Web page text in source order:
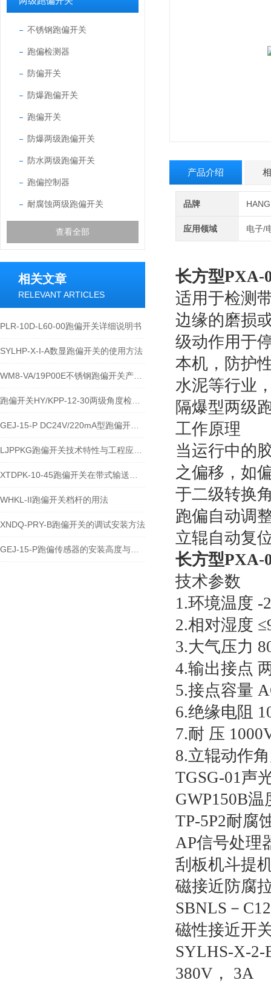
不锈钢跑偏开关
跑偏检测器
防偏开关
防爆跑偏开关
跑偏开关
防爆两级跑偏开关
防水两级跑偏开关
跑偏控制器
耐腐蚀两级跑偏开关
查看全部
相关文章
RELEVANT ARTICLES
PLR-10D-L60-00跑偏开关详细说明书
SYLHP-X-I-A数显跑偏开关的使用方法
WHKL-II跑偏开关档杆的用法
XNDQ-PRY-B跑偏开关的调试安装方法
产品介绍
品牌
应用领域 电子/
长方型PXA-
适用于检测
边缘的磨损
级动作用于
本机，防护
水泥等行业
隔爆型两级
工作原理
当运行中的
之偏移，如
于二级转换
跑偏自动调
立辊自动复
长方型PXA-
技术参数
1.环境温度
2.相对湿度
3.大气压力
4.输出接点
5.接点容量
6.绝缘电阻
7.耐 压
8.立辊动作
TGSG-01声
GWP150B
TP-5P2耐腐
AP信号处理
刮板机斗提
磁接近防腐
SBNLS－
磁性接近开
SYLHS-X-
380V， 3A